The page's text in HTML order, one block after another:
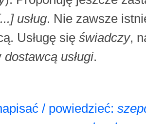
usług. Nie zawsze
Usługę się świadczy,
dostawcą usługi.
/ powiedzieć: